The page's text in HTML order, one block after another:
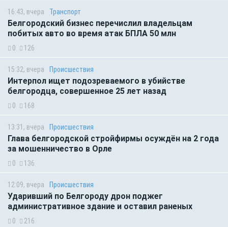
16:43, вчера Транспорт
Белгородский бизнес перечислил владельцам
побитых авто во время атак БПЛА 50 млн
0 126
15:32, вчера Происшествия
Интерпол ищет подозреваемого в убийстве
белгородца, совершенное 25 лет назад
0 168
13:31, вчера Происшествия
Глава белгородской стройфирмы осуждён на 2 года
за мошенничество в Орле
0 136
12:09, вчера Происшествия
Ударивший по Белгороду дрон поджег
административное здание и оставил раненых
0 216